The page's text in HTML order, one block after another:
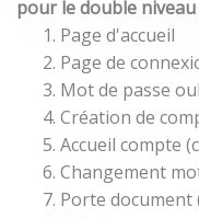
pour le double niveau
Page d'accueil
Page de
Mot de passe
Création de
Accueil compte
Changement
Porte document